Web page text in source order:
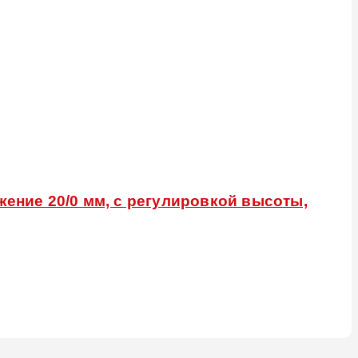
20/0 мм, с регулировкой высоты,